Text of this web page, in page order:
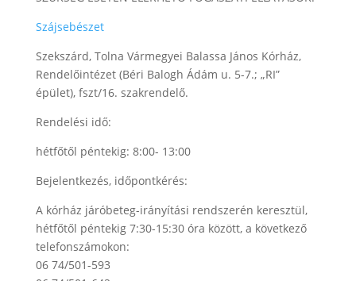
Szájsebészet
Szekszárd, Tolna Vármegyei Balassa János Kórház,
Rendelőintézet (Béri Balogh Ádám u. 5-7.; „RI”
épület), fszt/16. szakrendelő.
Rendelési idő:
hétfőtől péntekig: 8:00- 13:00
Bejelentkezés, időpontkérés:
A kórház járóbeteg-irányítási rendszerén keresztül,
hétfőtől péntekig 7:30-15:30 óra között, a következő
telefonszámokon:
06 74/501-593